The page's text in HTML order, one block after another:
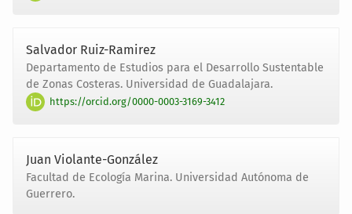
Salvador Ruiz-Ramirez
Departamento de Estudios para el Desarrollo Sustentable
de Zonas Costeras. Universidad de Guadalajara.
https://orcid.org/0000-0003-3169-3412
Juan Violante-González
Facultad de Ecología Marina. Universidad Autónoma de
Guerrero.